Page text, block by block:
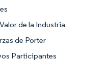
de la Industria
de Porter
Participantes